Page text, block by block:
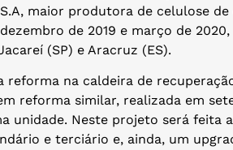
maior produtora de celulose
de 2019 e março de
(SP) e Aracruz (ES).
reforma na caldeira de
reforma similar, realizada em
unidade. Neste projeto será feita
e terciário e, ainda, um